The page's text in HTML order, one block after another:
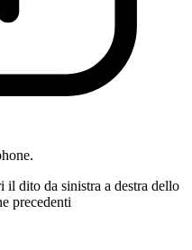
dito da sinistra a destra dello
precedenti